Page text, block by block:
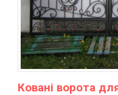
Ковані ворота